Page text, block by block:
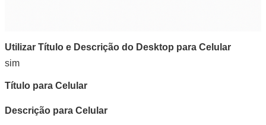
Utilizar Título e Descrição do Desktop para Celular
sim
Título para Celular
Descrição para Celular